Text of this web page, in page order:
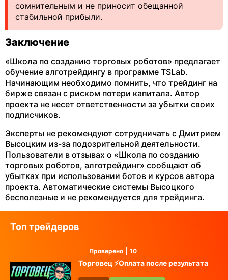
сомнительным и не приносит обещанной
стабильной прибыли.
Заключение
«Школа по созданию торговых роботов» предлагает
обучение алготрейдингу в программе TSLab.
Начинающим необходимо помнить, что трейдинг на
бирже связан с риском потери капитала. Автор
проекта не несет ответственности за убытки своих
подписчиков.
Эксперты не рекомендуют сотрудничать с Дмитрием
Высоцким из-за подозрительной деятельности.
Пользователи в отзывах о «Школа по созданию
торговых роботов, алготрейдинг» сообщают об
убытках при использовании ботов и курсов автора
проекта. Автоматические системы Высоцкого
бесполезные и не рекомендуется для трейдинга.
Топ трейдеров
Проверено 10
Торговец ⚡️Оплата после результата